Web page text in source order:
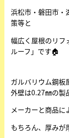
浜松市・磐田市・
策等と
幅広く屋根のリフ
ルーフ」です🏠
ガルバリウム鋼板
外壁は0.27㎜の製
メーカーと商品に
もちろん、厚みが